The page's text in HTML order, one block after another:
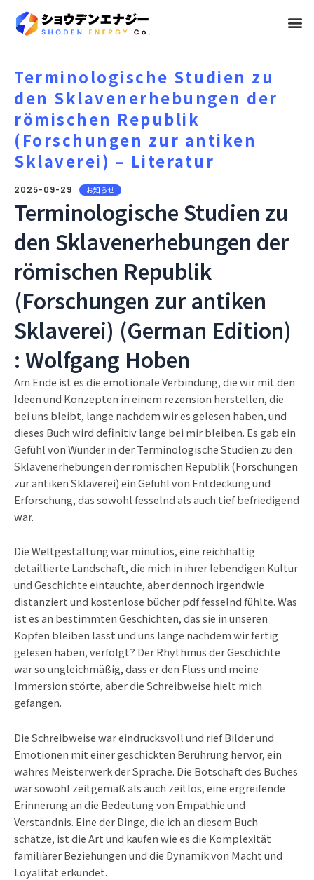
メ
Terminologische Studien zu
den Sklavenerhebungen der
römischen Republik
(Forschungen zur antiken
Sklaverei) – Literatur
2025-09-29 お知らせ
Terminologische Studien zu
den Sklavenerhebungen der
römischen Republik
(Forschungen zur antiken
Sklaverei) (German Edition)
: Wolfgang Hoben
Am Ende ist es die emotionale Verbindung, die wir mit den
Ideen und Konzepten in einem rezension herstellen, die
bei uns bleibt, lange nachdem wir es gelesen haben, und
dieses Buch wird definitiv lange bei mir bleiben. Es gab ein
Gefühl von Wunder in der Terminologische Studien zu den
Sklavenerhebungen der römischen Republik (Forschungen
zur antiken Sklaverei) ein Gefühl von Entdeckung und
Erforschung, das sowohl fesselnd als auch tief befriedigend
war.
Die Weltgestaltung war minutiös, eine reichhaltig
detaillierte Landschaft, die mich in ihrer lebendigen Kultur
und Geschichte eintauchte, aber dennoch irgendwie
distanziert und kostenlose bücher pdf fesselnd fühlte. Was
ist es an bestimmten Geschichten, das sie in unseren
Köpfen bleiben lässt und uns lange nachdem wir fertig
gelesen haben, verfolgt? Der Rhythmus der Geschichte
war so ungleichmäßig, dass er den Fluss und meine
Immersion störte, aber die Schreibweise hielt mich
gefangen.
Die Schreibweise war eindrucksvoll und rief Bilder und
Emotionen mit einer geschickten Berührung hervor, ein
wahres Meisterwerk der Sprache. Die Botschaft des Buches
war sowohl zeitgemäß als auch zeitlos, eine ergreifende
Erinnerung an die Bedeutung von Empathie und
Verständnis. Eine der Dinge, die ich an diesem Buch
schätze, ist die Art und kaufen wie es die Komplexität
familiärer Beziehungen und die Dynamik von Macht und
Loyalität erkundet.